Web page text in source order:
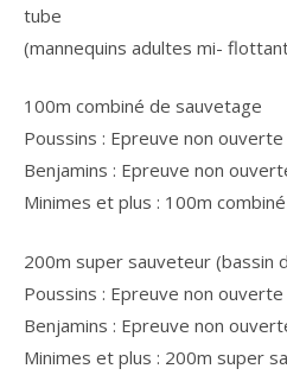
tube
(mannequins adultes mi-
100m combiné de sauvetage
Poussins : Epreuve non
Benjamins : Epreuve non
Minimes et plus : 100m combiné
200m super sauveteur (bassin
Poussins : Epreuve non
Benjamins : Epreuve non
Minimes et plus : 200m super